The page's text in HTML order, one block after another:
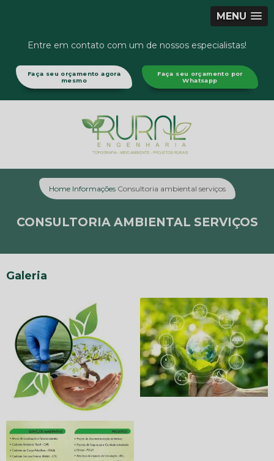
MENU
Entre em contato com um de nossos especialistas!
Faça seu orçamento agora
mesmo
Faça seu orçamento por
Whatsapp
Home Informações Consultoria ambiental serviços
CONSULTORIA AMBIENTAL SERVIÇOS
Galeria